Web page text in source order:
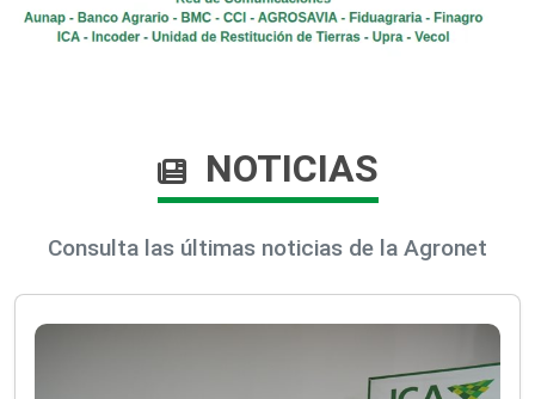
NOTICIAS
Consulta las últimas noticias de la Agronet